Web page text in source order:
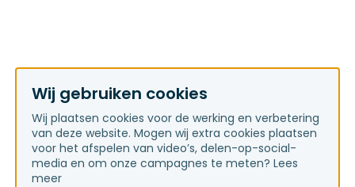
Wij gebruiken cookies
Wij plaatsen cookies voor de werking en verbetering
van deze website. Mogen wij extra cookies plaatsen
voor het afspelen van video’s, delen-op-social-
media en om onze campagnes te meten? Lees
meer